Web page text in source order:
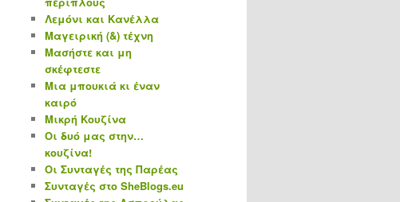
Λεμόνι και Κανέλλα
Μαγειρική (&) τέχνη
Μασήστε και μη
σκέφτεστε
Μια μπουκιά κι έναν
καιρό
Μικρή Κουζίνα
Οι δυό μας στην…
κουζίνα!
Οι Συνταγές της Παρέας
Συνταγές στο SheBlogs.eu